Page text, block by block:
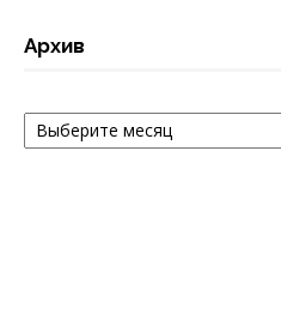
Архив
Архив